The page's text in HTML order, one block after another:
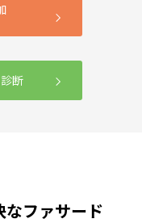
断
ファサード